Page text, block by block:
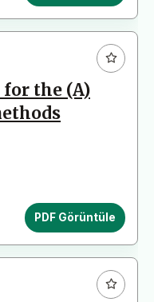
the (A)
PDF Görüntüle